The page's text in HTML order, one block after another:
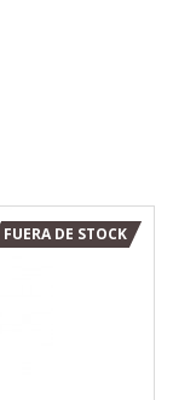
FUERA DE STOCK